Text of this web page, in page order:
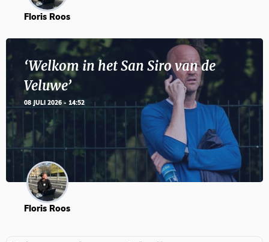
Floris Roos
‘Welkom in het San Siro van de
Veluwe’
08 JULI 2026 - 14:52
Floris Roos